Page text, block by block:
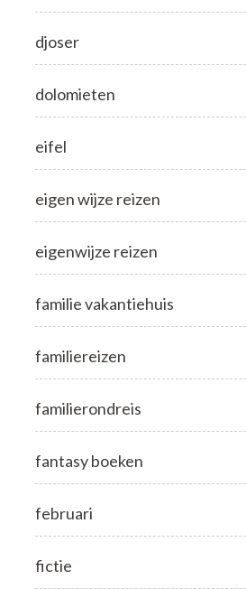
djoser
dolomieten
eifel
eigen wijze reizen
eigenwijze reizen
familie vakantiehuis
familiereizen
familierondreis
fantasy boeken
februari
fictie